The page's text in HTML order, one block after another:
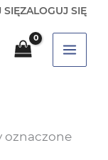
SIĘZALOGUJ SIĘ
oznaczone